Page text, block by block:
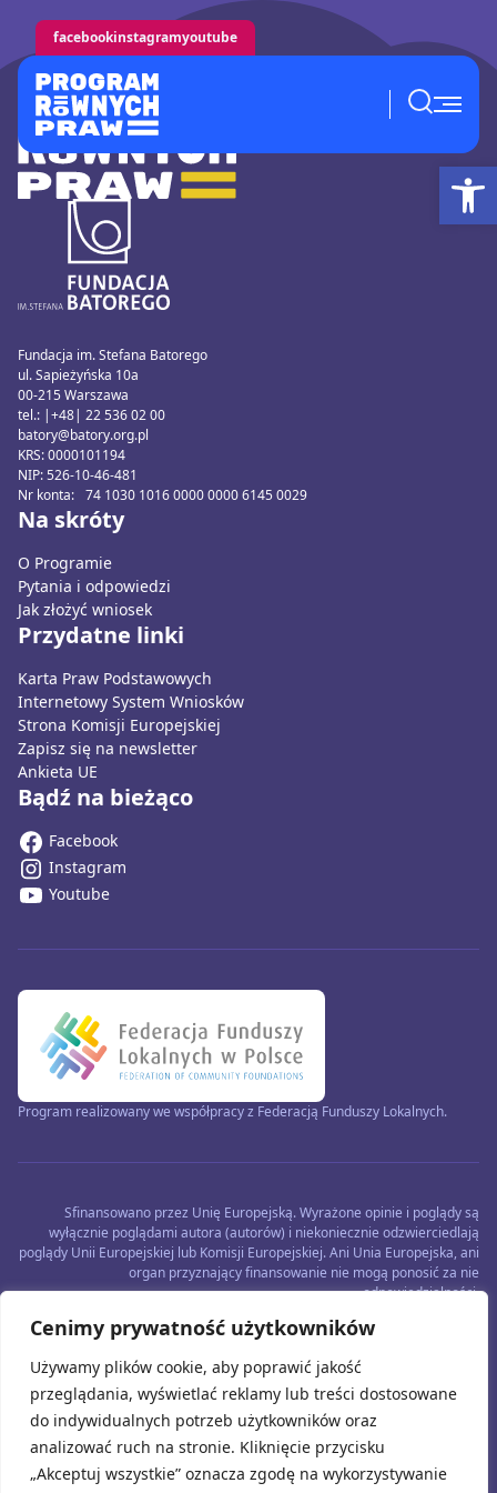
Cenimy prywatność użytkowników
Używamy plików cookie, aby poprawić jakość
przeglądania, wyświetlać reklamy lub treści dostosowane
do indywidualnych potrzeb użytkowników oraz
analizować ruch na stronie. Kliknięcie przycisku
„Akceptuj wszystkie” oznacza zgodę na wykorzystywanie
facebookinstagramyoutube
Fundacja im. Stefana Batorego
ul. Sapieżyńska 10a
00-215 Warszawa
tel.: |+48| 22 536 02 00
batory@batory.org.pl
KRS: 0000101194
NIP: 526-10-46-481
Nr konta: 74 1030 1016 0000 0000 6145 0029
Na skróty
O Programie
Pytania i odpowiedzi
Jak złożyć wniosek
Przydatne linki
Karta Praw Podstawowych
Internetowy System Wniosków
Strona Komisji Europejskiej
Zapisz się na newsletter
Ankieta UE
Bądź na bieżąco
Facebook
Instagram
Youtube
Program realizowany we współpracy z Federacją Funduszy Lokalnych.
Sfinansowano przez Unię Europejską. Wyrażone opinie i poglądy są
wyłącznie poglądami autora (autorów) i niekoniecznie odzwierciedlają
poglądy Unii Europejskiej lub Komisji Europejskiej. Ani Unia Europejska, ani
organ przyznający finansowanie nie mogą ponosić za nie
odpowiedzialności.